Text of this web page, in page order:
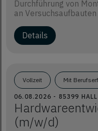
Durchführung von
an
Vollzeit Mit
06.08.2026 - 85399
(m/w/d)